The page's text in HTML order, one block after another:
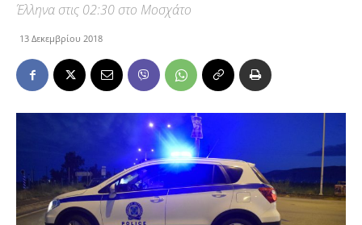
Έλληνα στις 02:30 στο Μοσχάτο
13 Δεκεμβρίου 2018